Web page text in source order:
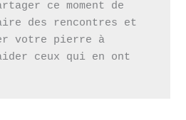
ce moment de
des rencontres et
votre pierre à
ceux qui en ont